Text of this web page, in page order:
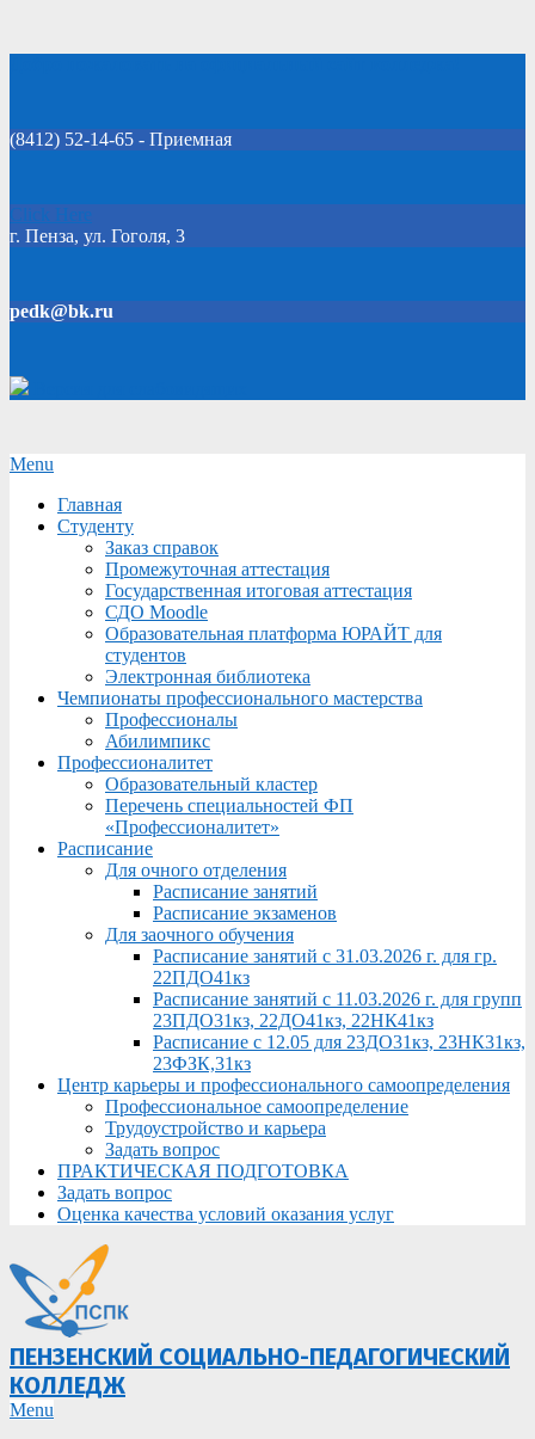
(8412) 52-14-65 - Приемная
Click Here
г. Пенза, ул. Гоголя, 3
pedk@bk.ru
Secondary
Menu
Menu
Главная
Студенту
Заказ справок
Промежуточная аттестация
Государственная итоговая аттестация
СДО Moodle
Образовательная платформа ЮРАЙТ для
студентов
Электронная библиотека
Чемпионаты профессионального мастерства
Профессионалы
Абилимпикс
Профессионалитет
Образовательный кластер
Перечень специальностей ФП
«Профессионалитет»
Расписание
Для очного отделения
Расписание занятий
Расписание экзаменов
Для заочного обучения
Расписание занятий с 31.03.2026 г. для гр.
22ПДО41кз
Расписание занятий с 11.03.2026 г. для групп
23ПДО31кз, 22ДО41кз, 22НК41кз
Расписание с 12.05 для 23ДО31кз, 23НК31кз,
23ФЗК,31кз
Центр карьеры и профессионального самоопределения
Профессиональное самоопределение
Трудоустройство и карьера
Задать вопрос
ПРАКТИЧЕСКАЯ ПОДГОТОВКА
Задать вопрос
Оценка качества условий оказания услуг
ПЕНЗЕНСКИЙ СОЦИАЛЬНО-ПЕДАГОГИЧЕСКИЙ
КОЛЛЕДЖ
Primary
Menu